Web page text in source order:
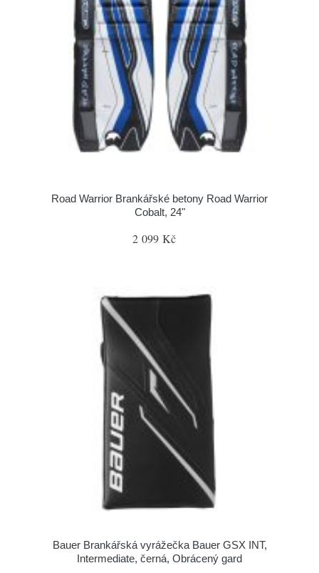
Road Warrior Brankářské betony Road Warrior
Cobalt, 24"
2 099 Kč
Bauer Brankářská vyrážečka Bauer GSX INT,
Intermediate, černá, Obrácený gard